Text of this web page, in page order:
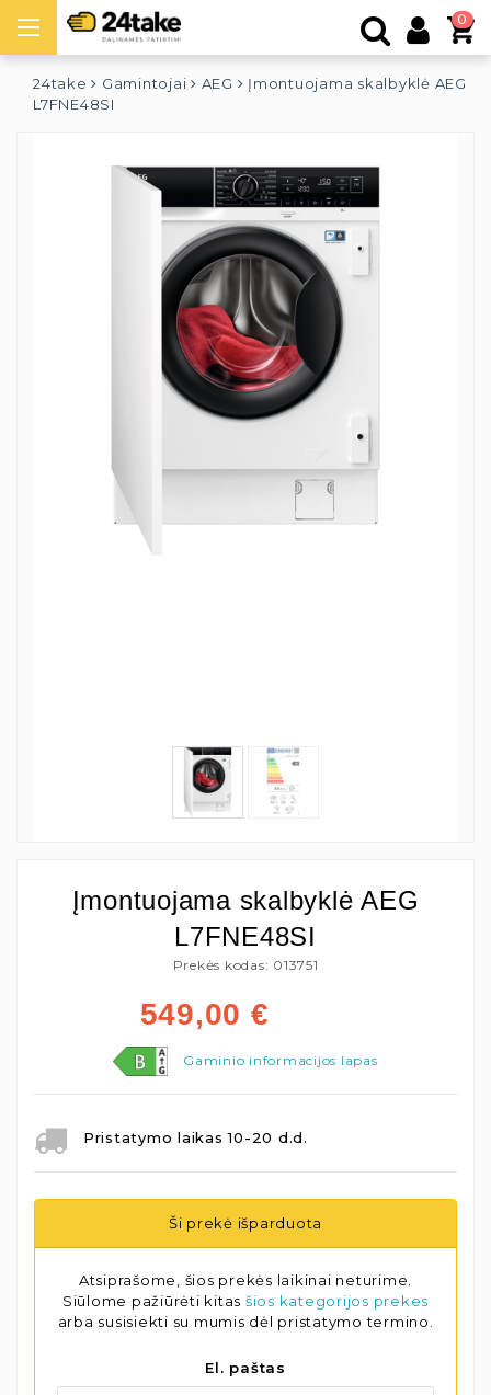
0
24take Gamintojai AEG
Įmontuojama skalbyklė AEG
L7FNE48SI
Įmontuojama skalbyklė AEG
L7FNE48SI
Prekės kodas: 013751
549,00 €
Gaminio informacijos lapas
Pristatymo laikas 10-20 d.d.
Ši prekė išparduota
Atsiprašome, šios prekės laikinai neturime.
Siūlome pažiūrėti kitas šios kategorijos prekes
arba susisiekti su mumis dėl pristatymo termino.
El. paštas